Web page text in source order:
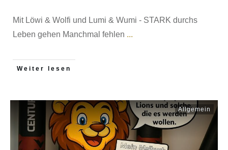
Mit Löwi & Wolfi und Lumi & Wumi - STARK durchs
Leben gehen Manchmal fehlen ...
Weiter lesen
Allgemein